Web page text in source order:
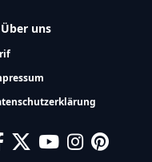
Über uns